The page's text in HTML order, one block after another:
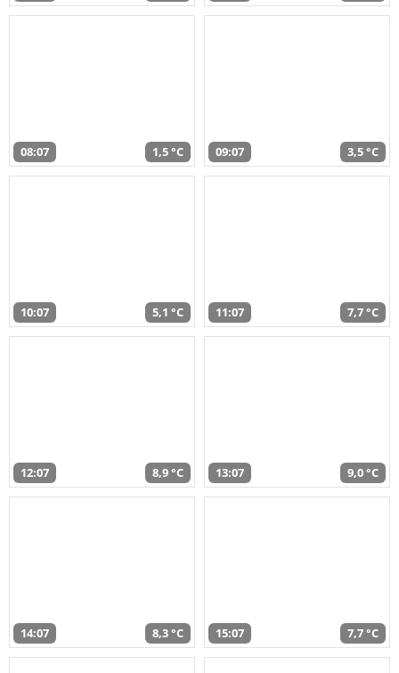
08:07 1,5 °C 09:07 3,5 °C
10:07 5,1 °C 11:07 7,7 °C
12:07 8,9 °C 13:07 9,0 °C
14:07 8,3 °C 15:07 7,7 °C